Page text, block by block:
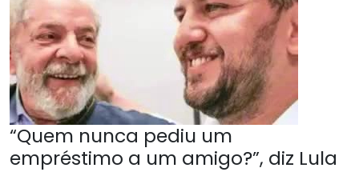
“Quem nunca pediu um
empréstimo a um amigo?”, diz Lula